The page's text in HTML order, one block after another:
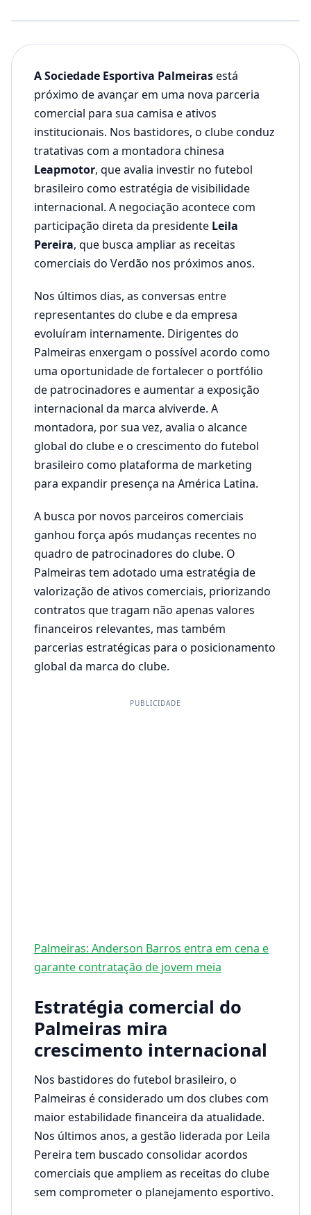
A Sociedade Esportiva Palmeirasestá
próximo de avançar em uma nova parceria
comercial para sua camisa e ativos
institucionais. Nos bastidores, o clube conduz
tratativas com a montadora chinesa
Leapmotor, que avalia investir no futebol
brasileiro como estratégia de visibilidade
internacional. A negociação acontece com
participação direta da presidente Leila
Pereira, que busca ampliar as receitas
comerciais do Verdão nos próximos anos.
Nos últimos dias, as conversas entre
representantes do clube e da empresa
evoluíram internamente. Dirigentes do
Palmeiras enxergam o possível acordo como
uma oportunidade de fortalecer o portfólio
de patrocinadores e aumentar a exposição
internacional da marca alviverde. A
montadora, por sua vez, avalia o alcance
global do clube e o crescimento do futebol
brasileiro como plataforma de marketing
para expandir presença na América Latina.
A busca por novos parceiros comerciais
ganhou força após mudanças recentes no
quadro de patrocinadores do clube. O
Palmeiras tem adotado uma estratégia de
valorização de ativos comerciais, priorizando
contratos que tragam não apenas valores
financeiros relevantes, mas também
parcerias estratégicas para o posicionamento
global da marca do clube.
PUBLICIDADE
Palmeiras: Anderson Barros entra em cena e
garante contratação de jovem meia
Estratégia comercial do
Palmeiras mira
crescimento internacional
Nos bastidores do futebol brasileiro, o
Palmeiras é considerado um dos clubes com
maior estabilidade financeira da atualidade.
Nos últimos anos, a gestão liderada por Leila
Pereira tem buscado consolidar acordos
comerciais que ampliem as receitas do clube
sem comprometer o planejamento esportivo.